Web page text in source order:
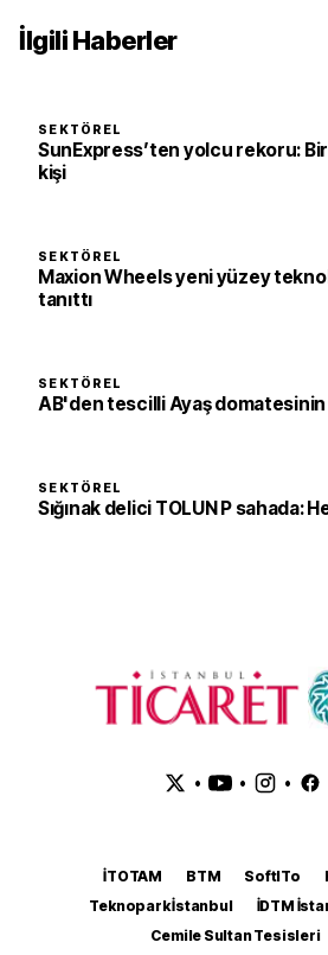
İlgili Haberler
SEKTÖREL
SunExpress’ten yolcu rekoru:
kişi
SEKTÖREL
Maxion Wheels yeni yüzey
tanıttı
SEKTÖREL
AB'den tescilli Ayaş domatesinin
SEKTÖREL
Sığınak delici TOLUN P sahada:
• • •
İTOTAM BTM SoftITo
Teknopark İstanbul
İDTM
Cemile Sultan Tesisleri